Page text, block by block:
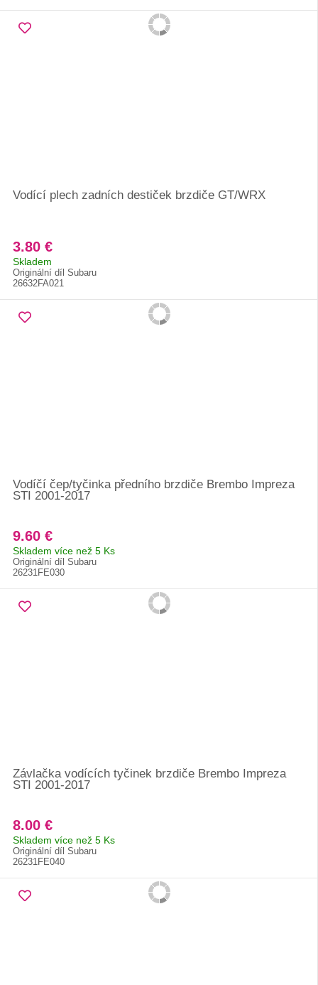
Vodící plech zadních destiček brzdiče GT/WRX
3.80 €
Skladem
Originální díl Subaru
26632FA021
Vodíčí čep/tyčinka předního brzdiče Brembo Impreza
STI 2001-2017
9.60 €
Skladem více než 5 Ks
Originální díl Subaru
26231FE030
Závlačka vodících tyčinek brzdiče Brembo Impreza
STI 2001-2017
8.00 €
Skladem více než 5 Ks
Originální díl Subaru
26231FE040